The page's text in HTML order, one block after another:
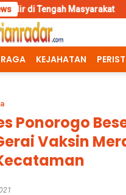
Polres
KEJAHATAN
Ponorogo
Vaksin